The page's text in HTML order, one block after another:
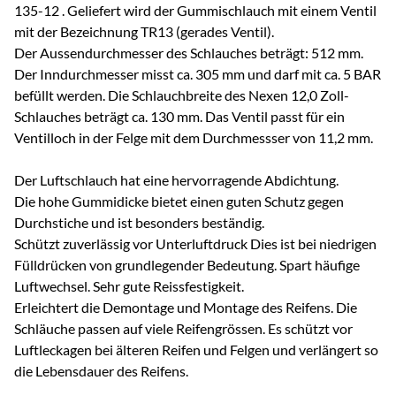
135-12 . Geliefert wird der Gummischlauch mit einem Ventil
mit der Bezeichnung TR13 (gerades Ventil).
Der Aussendurchmesser des Schlauches beträgt: 512 mm.
Der Inndurchmesser misst ca. 305 mm und darf mit ca. 5 BAR
befüllt werden. Die Schlauchbreite des Nexen 12,0 Zoll-
Schlauches beträgt ca. 130 mm. Das Ventil passt für ein
Ventilloch in der Felge mit dem Durchmessser von 11,2 mm.
Der Luftschlauch hat eine hervorragende Abdichtung.
Die hohe Gummidicke bietet einen guten Schutz gegen
Durchstiche und ist besonders beständig.
Schützt zuverlässig vor Unterluftdruck Dies ist bei niedrigen
Fülldrücken von grundlegender Bedeutung. Spart häufige
Luftwechsel. Sehr gute Reissfestigkeit.
Erleichtert die Demontage und Montage des Reifens. Die
Schläuche passen auf viele Reifengrössen. Es schützt vor
Luftleckagen bei älteren Reifen und Felgen und verlängert so
die Lebensdauer des Reifens.